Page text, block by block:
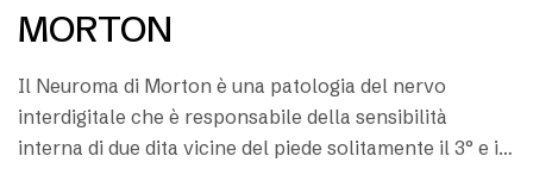
MORTON
Il Neuroma di Morton è una patologia del nervo
interdigitale che è responsabile della sensibilità
interna di due dita vicine del piede solitamente il 3° e il